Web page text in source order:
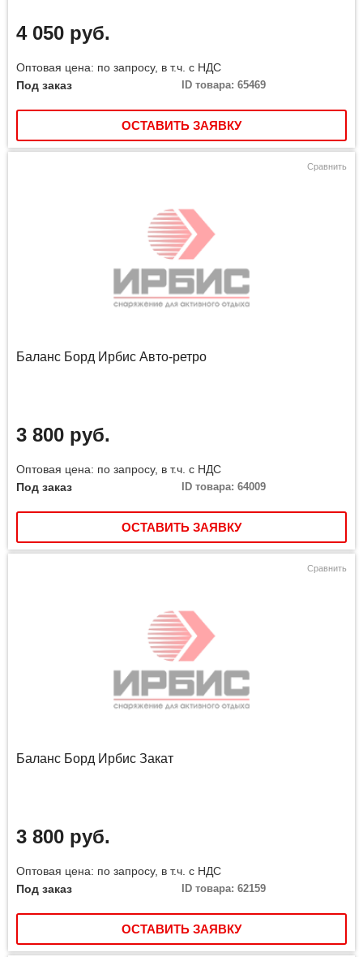
4 050 руб.
Оптовая цена: по запросу, в т.ч. с НДС
Под заказ
ID товара: 65469
ОСТАВИТЬ ЗАЯВКУ
Сравнить
Баланс Борд Ирбис Авто-ретро
3 800 руб.
Оптовая цена: по запросу, в т.ч. с НДС
Под заказ
ID товара: 64009
ОСТАВИТЬ ЗАЯВКУ
Сравнить
Баланс Борд Ирбис Закат
3 800 руб.
Оптовая цена: по запросу, в т.ч. с НДС
Под заказ
ID товара: 62159
ОСТАВИТЬ ЗАЯВКУ